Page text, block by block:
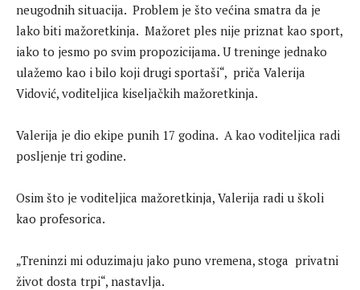
neugodnih situacija. Problem je što većina smatra da je
lako biti mažoretkinja. Mažoret ples nije priznat kao sport,
iako to jesmo po svim propozicijama. U treninge jednako
ulažemo kao i bilo koji drugi sportaši“, priča Valerija
Vidović, voditeljica kiseljačkih mažoretkinja.
Valerija je dio ekipe punih 17 godina. A kao voditeljica radi
posljenje tri godine.
Osim što je voditeljica mažoretkinja, Valerija radi u školi
kao profesorica.
„Treninzi mi oduzimaju jako puno vremena, stoga privatni
život dosta trpi“, nastavlja.